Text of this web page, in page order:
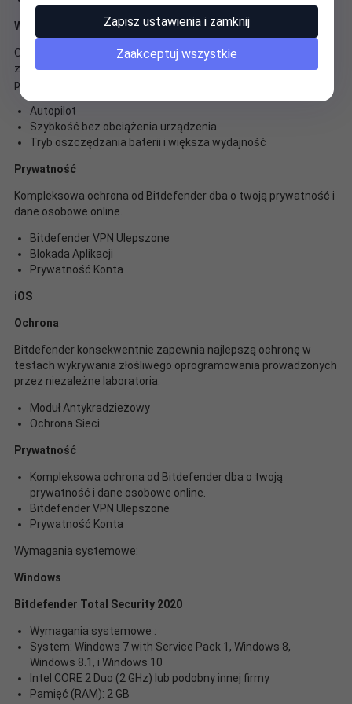
Wydajność
Oprogramowanie zabezpieczające Bitdefender oferuje
zoptymalizowaną szybkość i najlepszą wydajność na różnych
platformach.
Autopilot
Szybkość bez obciążenia urządzenia
Tryb oszczędzania baterii i większa wydajność
Prywatność
Kompleksowa ochrona od Bitdefender dba o twoją prywatność i
dane osobowe online.
Bitdefender VPN Ulepszone
Blokada Aplikacji
Prywatność Konta
iOS
Ochrona
Bitdefender konsekwentnie zapewnia najlepszą ochronę w
testach wykrywania złośliwego oprogramowania prowadzonych
przez niezależne laboratoria.
Moduł Antykradzieżowy
Ochrona Sieci
Prywatność
Kompleksowa ochrona od Bitdefender dba o twoją
prywatność i dane osobowe online.
Bitdefender VPN Ulepszone
Prywatność Konta
Wymagania systemowe:
Windows
Bitdefender Total Security 2020
Wymagania systemowe :
System: Windows 7 with Service Pack 1, Windows 8,
Windows 8.1, i Windows 10
Intel CORE 2 Duo (2 GHz) lub podobny innej firmy
Pamięć (RAM): 2 GB
Zapisz ustawienia i zamknij
Zaakceptuj wszystkie